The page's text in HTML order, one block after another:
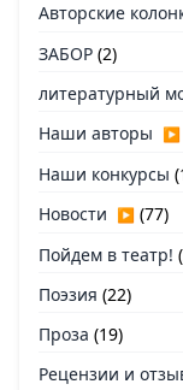
Авторские
ЗАБОР (2)
литературный
Наши авторы ▶
Наши конкурсы
Новости ▶ (77)
Пойдем в театр!
Поэзия (22)
Проза (19)
Рецензии и